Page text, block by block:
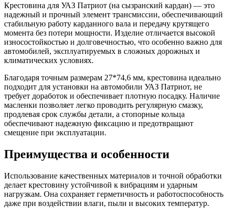
(27*74,6)
с
масл.и
стоп.
кольцами
Крестовина для УАЗ Патриот (на сызранский кардан) — это
надежный и прочный элемент трансмиссии, обеспечивающий
стабильную работу карданного вала и передачу крутящего
момента без потери мощности. Изделие отличается высокой
износостойкостью и долговечностью, что особенно важно для
автомобилей, эксплуатируемых в сложных дорожных и
климатических условиях.
Благодаря точным размерам 27*74,6 мм, крестовина идеально
подходит для установки на автомобили УАЗ Патриот, не
требует доработок и обеспечивает плотную посадку. Наличие
масленки позволяет легко проводить регулярную смазку,
продлевая срок службы детали, а стопорные кольца
обеспечивают надежную фиксацию и предотвращают
смещение при эксплуатации.
Преимущества и особенности
Использование качественных материалов и точной обработки
делает крестовину устойчивой к вибрациям и ударным
нагрузкам. Она сохраняет герметичность и работоспособность
даже при воздействии влаги, пыли и высоких температур.